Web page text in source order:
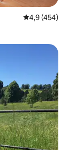
Priemerné
4,9 (454)